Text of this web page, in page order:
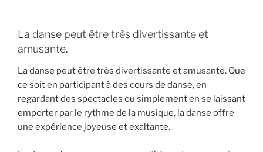
La danse peut être très divertissante et
amusante.
La danse peut être très divertissante et amusante. Que
ce soit en participant à des cours de danse, en
regardant des spectacles ou simplement en se laissant
emporter par le rythme de la musique, la danse offre
une expérience joyeuse et exaltante.